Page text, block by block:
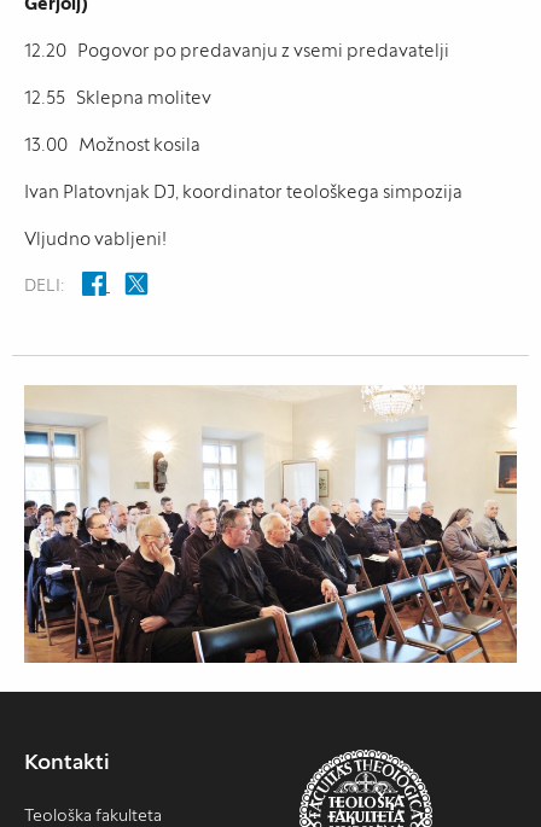
12.20 Pogovor po predavanju z vsemi predavatelji
12.55 Sklepna molitev
13.00 Možnost kosila
Ivan Platovnjak DJ, koordinator teološkega simpozija
Vljudno vabljeni!
DELI:
Kontakti
Teološka fakulteta